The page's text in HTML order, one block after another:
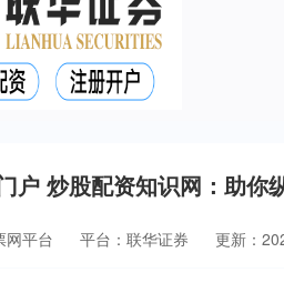
户 炒股配资知识网：助你
网平台 平台：联华证券 更新：